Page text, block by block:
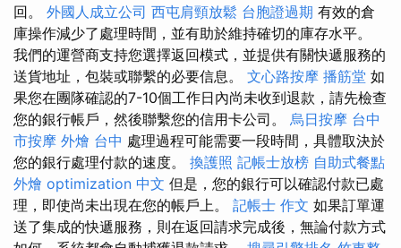
回。 外國人成立公司 西屯肩頸放鬆 台胞證過期 有效的倉
庫操作減少了處理時間，並有助於維持確切的庫存水平。
我們的運營商支持您選擇返回模式，並提供有關快遞服務的
送貨地址，包裝或聯繫的必要信息。 文心路按摩 播筋堂 如
果您在團隊確認的7-10個工作日內尚未收到退款，請先檢查
您的銀行帳戶，然後聯繫您的信用卡公司。 烏日按摩 台中
市按摩 外燴 台中 處理過程可能需要一段時間，具體取決於
您的銀行處理付款的速度。 換護照 記帳士放榜 自助式餐點
外燴 optimization 中文 但是，您的銀行可以確認付款已處
理，即使尚未出現在您的帳戶上。 記帳士 作文 如果訂單運
送了集成的快遞服務，則在返回請求完成後，無論付款方式